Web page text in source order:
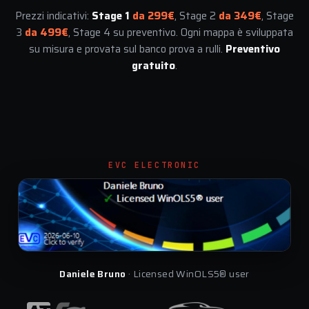
Prezzi indicativi: Stage 1 da 299€, Stage 2 da 349€, Stage
3 da 499€, Stage 4 su preventivo. Ogni mappa è sviluppata
su misura e provata sul banco prova a rulli. Preventivo
gratuito.
EVC ELECTRONIC
Daniele Bruno · Licensed WinOLS5® user